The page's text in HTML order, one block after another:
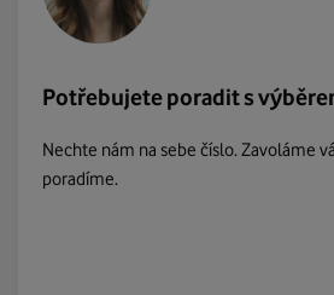
Potřebujete poradit s
Nechte nám na sebe číslo. Zavoláme
poradíme.